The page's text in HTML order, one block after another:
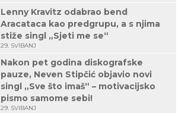
Lenny Kravitz odabrao bend
Aracataca kao predgrupu, a s njima
stiže singl „Sjeti me se“
29. SVIBANJ
Nakon pet godina diskografske
pauze, Neven Stipčić objavio novi
singl „Sve što imaš“ – motivacijsko
pismo samome sebi!
29. SVIBANJ